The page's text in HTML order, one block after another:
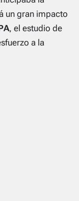
un gran impacto
, el estudio de
a la